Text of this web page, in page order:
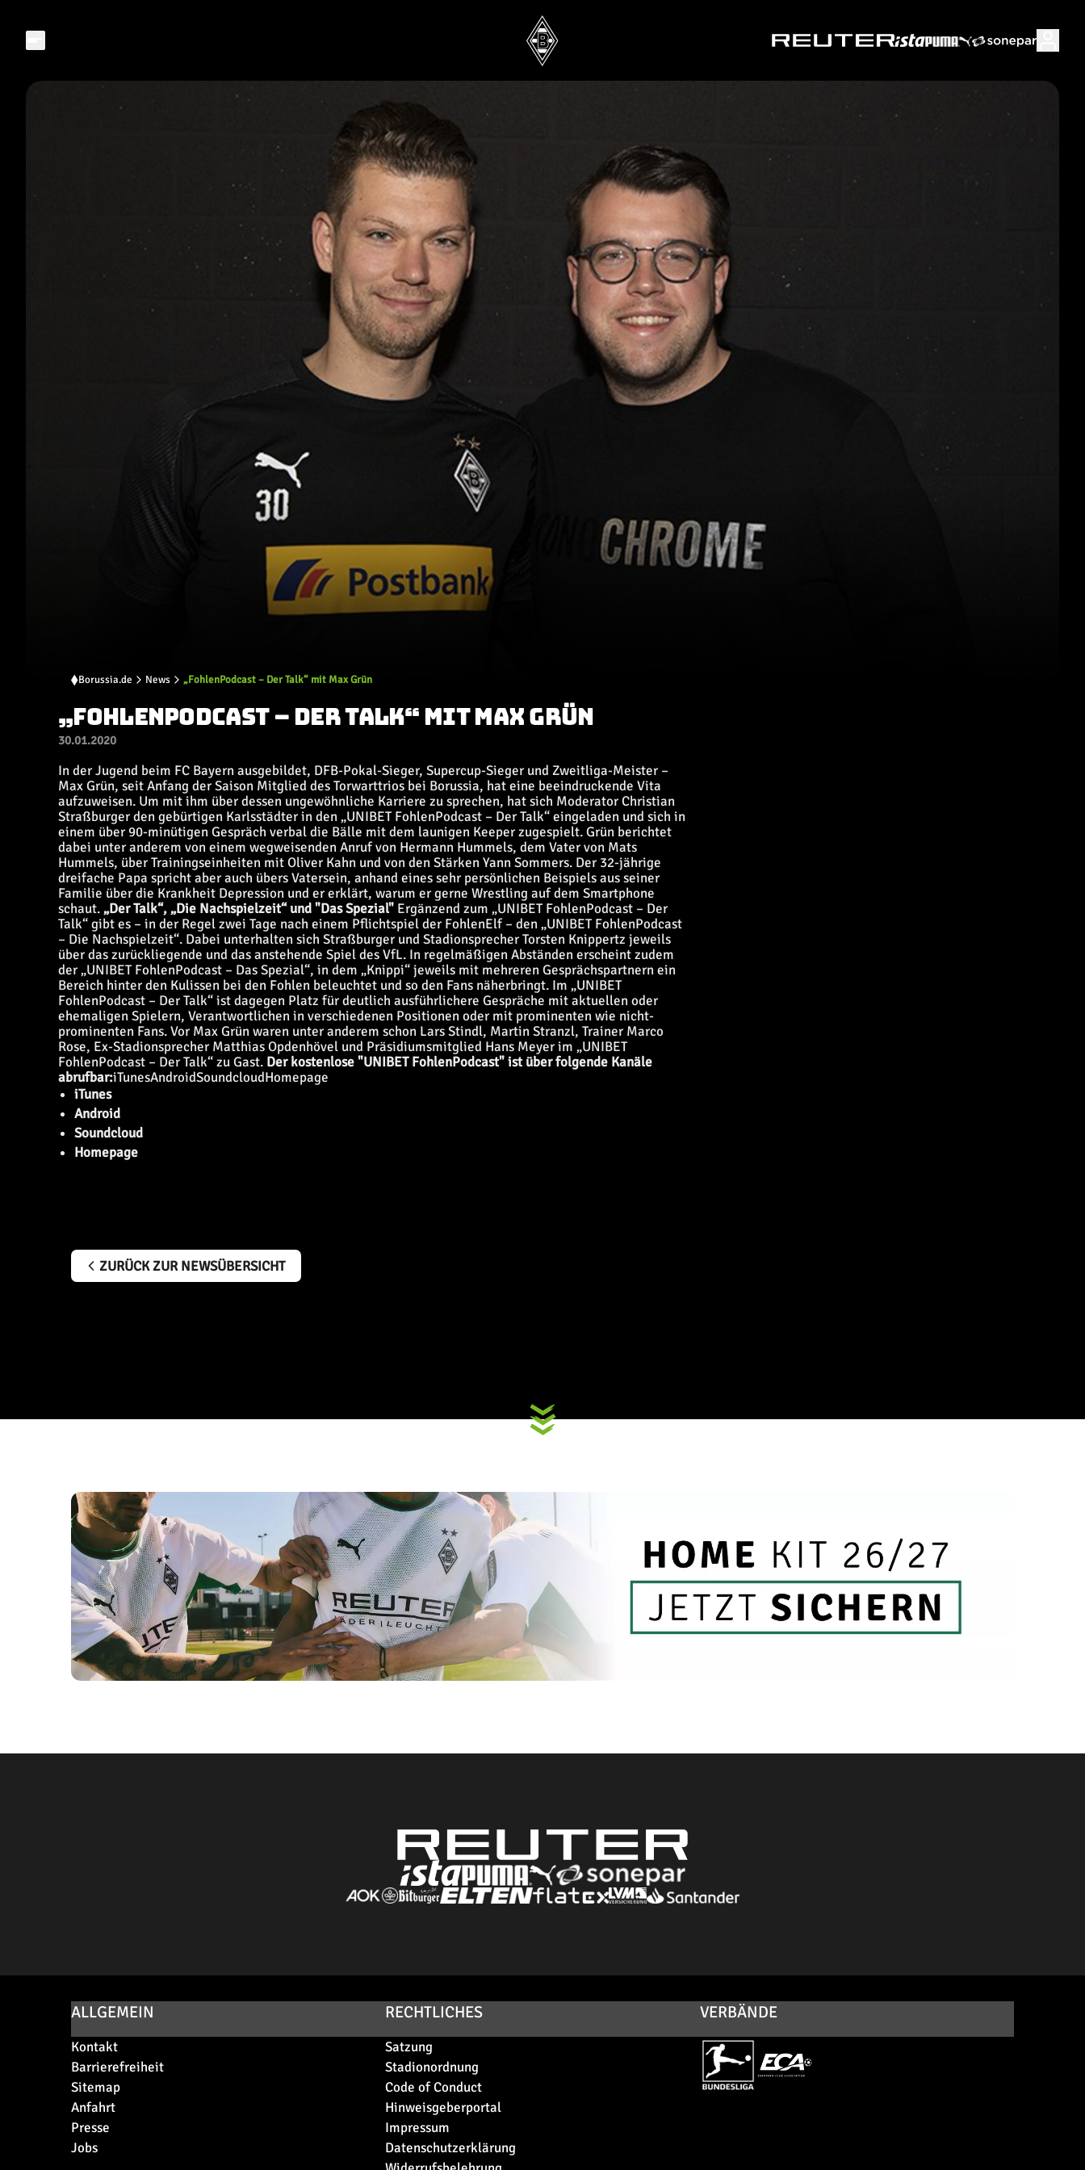
Borussia.de News „FohlenPodcast – Der Talk“ mit Max Grün
„FOHLENPODCAST – DER TALK“ MIT MAX GRÜN
30.01.2020
In der Jugend beim FC Bayern ausgebildet, DFB-Pokal-Sieger, Supercup-Sieger und Zweitliga-Meister –
Max Grün, seit Anfang der Saison Mitglied des Torwarttrios bei Borussia, hat eine beeindruckende Vita
aufzuweisen. Um mit ihm über dessen ungewöhnliche Karriere zu sprechen, hat sich Moderator Christian
Straßburger den gebürtigen Karlsstädter in den „UNIBET FohlenPodcast – Der Talk“ eingeladen und sich in
einem über 90-minütigen Gespräch verbal die Bälle mit dem launigen Keeper zugespielt. Grün berichtet
dabei unter anderem von einem wegweisenden Anruf von Hermann Hummels, dem Vater von Mats
Hummels, über Trainingseinheiten mit Oliver Kahn und von den Stärken Yann Sommers. Der 32-jährige
dreifache Papa spricht aber auch übers Vatersein, anhand eines sehr persönlichen Beispiels aus seiner
Familie über die Krankheit Depression und er erklärt, warum er gerne Wrestling auf dem Smartphone
schaut.„Der Talk“, „Die Nachspielzeit“ und "Das Spezial" Ergänzend zum „UNIBET FohlenPodcast – Der
Talk“ gibt es – in der Regel zwei Tage nach einem Pflichtspiel der FohlenElf – den „UNIBET FohlenPodcast
– Die Nachspielzeit“. Dabei unterhalten sich Straßburger und Stadionsprecher Torsten Knippertz jeweils
über das zurückliegende und das anstehende Spiel des VfL. In regelmäßigen Abständen erscheint zudem
der „UNIBET FohlenPodcast – Das Spezial“, in dem „Knippi“ jeweils mit mehreren Gesprächspartnern ein
Bereich hinter den Kulissen bei den Fohlen beleuchtet und so den Fans näherbringt. Im „UNIBET
FohlenPodcast – Der Talk“ ist dagegen Platz für deutlich ausführlichere Gespräche mit aktuellen oder
ehemaligen Spielern, Verantwortlichen in verschiedenen Positionen oder mit prominenten wie nicht-
prominenten Fans. Vor Max Grün waren unter anderem schon Lars Stindl, Martin Stranzl, Trainer Marco
Rose, Ex-Stadionsprecher Matthias Opdenhövel und Präsidiumsmitglied Hans Meyer im „UNIBET
FohlenPodcast – Der Talk“ zu Gast. Der kostenlose "UNIBET FohlenPodcast" ist über folgende Kanäle
abrufbar:iTunesAndroidSoundcloudHomepage
iTunes
Android
Soundcloud
Homepage
ZURÜCK ZUR NEWSÜBERSICHT
ALLGEMEIN
Kontakt
Barrierefreiheit
Sitemap
Anfahrt
Presse
Jobs
RECHTLICHES
Satzung
Stadionordnung
Code of Conduct
Hinweisgeberportal
Impressum
Datenschutzerklärung
VERBÄNDE